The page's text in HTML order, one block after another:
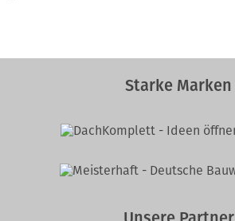
Starke Marken